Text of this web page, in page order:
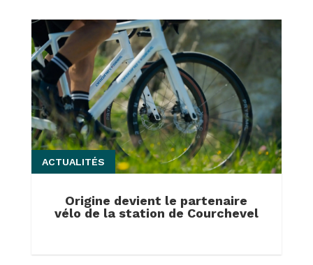
Origine devient le partenaire
vélo de la station de Courchevel
ACTUALITÉS